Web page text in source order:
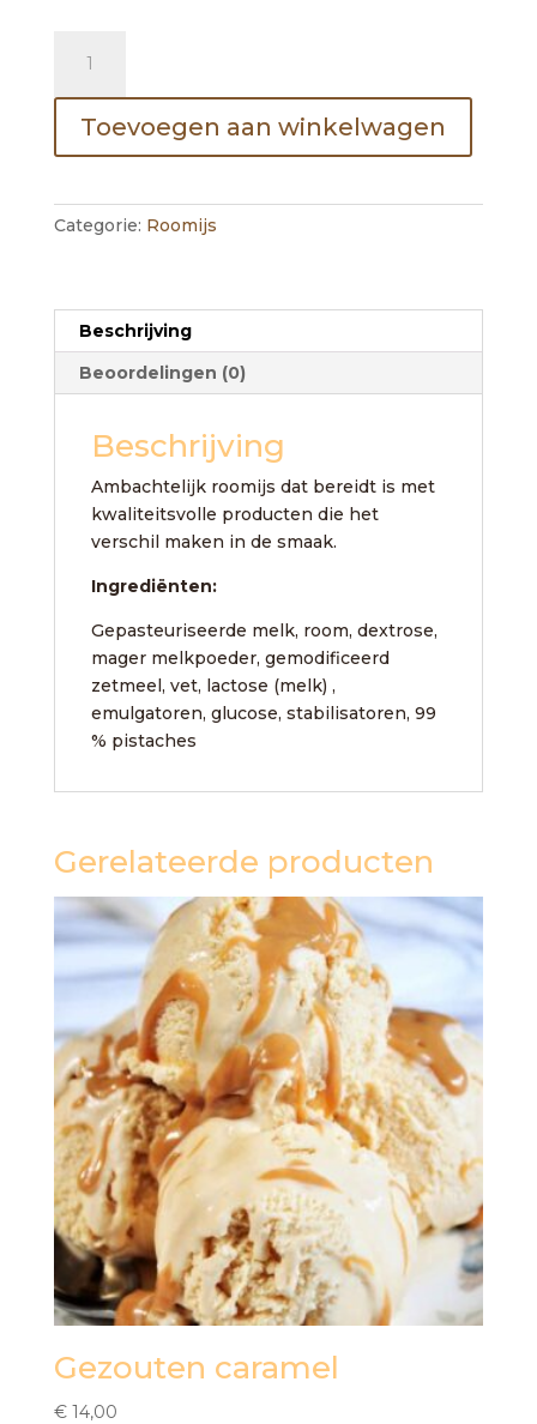
aantal
Toevoegen aan winkelwagen
Categorie: Roomijs
Beschrijving
Beoordelingen (0)
Beschrijving
Ambachtelijk roomijs dat bereidt is met
kwaliteitsvolle producten die het
verschil maken in de smaak.
Ingrediënten:
Gepasteuriseerde melk, room, dextrose,
mager melkpoeder, gemodificeerd
zetmeel, vet, lactose (melk) ,
emulgatoren, glucose, stabilisatoren, 99
% pistaches
Gerelateerde producten
Gezouten caramel
€14,00